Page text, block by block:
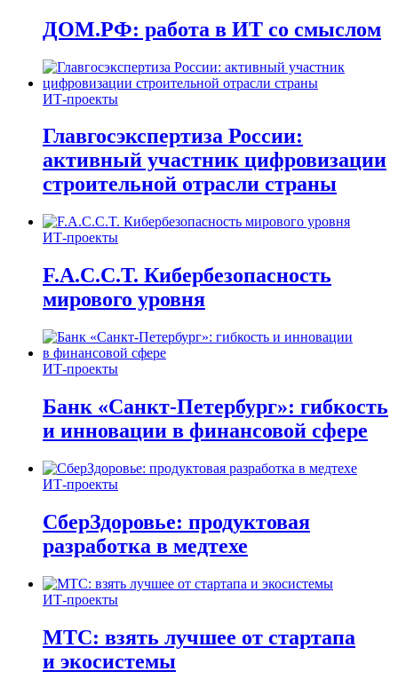
ДОМ.РФ: работа в ИТ со смыслом
ИТ-проекты
Главгосэкспертиза России:
активный участник цифровизации
строительной отрасли страны
ИТ-проекты
F.A.C.C.T. Кибербезопасность
мирового уровня
ИТ-проекты
Банк «Санкт-Петербург»: гибкость
и инновации в финансовой сфере
ИТ-проекты
СберЗдоровье: продуктовая
разработка в медтехе
ИТ-проекты
МТС: взять лучшее от стартапа
и экосистемы